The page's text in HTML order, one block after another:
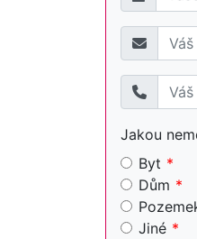
Jakou
Byt
Dům
Jiné